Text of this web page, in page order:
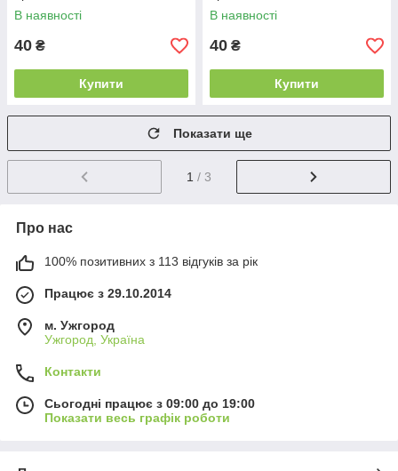
В наявності
40 ₴
Купити
В наявності
40 ₴
Купити
Показати ще
1 / 3
Про нас
100% позитивних з 113 відгуків за рік
Працює з 29.10.2014
м. Ужгород
Ужгород, Україна
Контакти
Сьогодні працює з 09:00 до 19:00
Показати весь графік роботи